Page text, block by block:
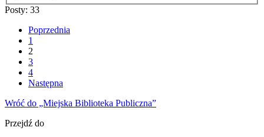
Posty: 33
Poprzednia
1
2
3
4
Następna
Wróć do „Miejska Biblioteka Publiczna”
Przejdź do